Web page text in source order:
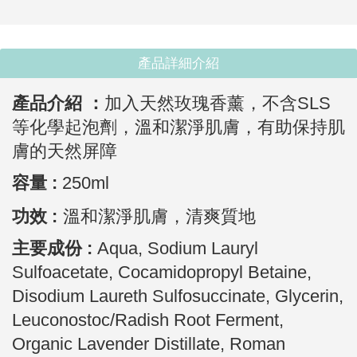
產品詳細介紹
產品介紹 ： 加入天然玫瑰香薰，不含SLS
等化學起泡劑，溫和潔淨肌膚，有助保持肌
膚的天然屏障
容量 : 250ml
功效 : 溫和潔淨肌膚，清爽質地
主要成份 : Aqua, Sodium Lauryl
Sulfoacetate, Cocamidopropyl Betaine,
Disodium Laureth Sulfosuccinate, Glycerin,
Leuconostoc/Radish Root Ferment,
Organic Lavender Distillate, Roman